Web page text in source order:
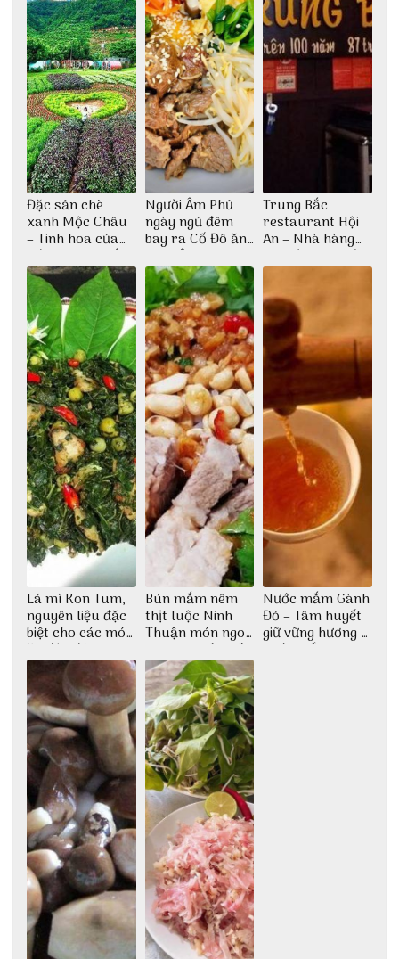
Đặc sản chè
xanh Mộc Châu
– Tinh hoa của
đất trời Tây Bắc
Người Âm Phủ
ngày ngủ đêm
bay ra Cố Đô ăn
Cơm Âm Phủ
Huế
Trung Bắc
restaurant Hội
An – Nhà hàng
cao lầu có thiết
kế vô cùng ấn
tượng giữa lòng
phố Hội
Lá mì Kon Tum,
nguyên liệu đặc
biệt cho các món
ăn độc đáo
Bún mắm nêm
thịt luộc Ninh
Thuận món ngon
dân dã miền biển
Nước mắm Gành
Đỏ – Tâm huyết
giữ vững hương vị
nước mắm sau